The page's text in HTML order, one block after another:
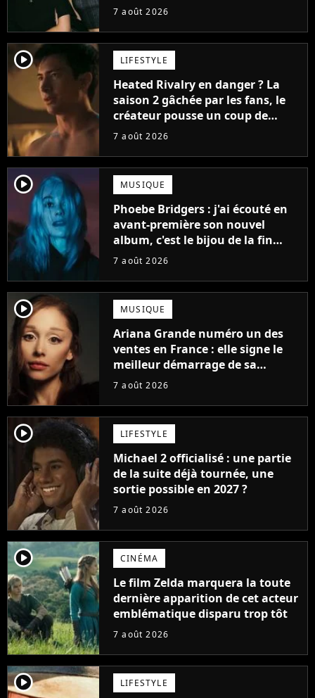
7 août 2026
player2 LIFESTYLE
Heated Rivalry en danger ? La
saison 2 gâchée par les fans, le
créateur pousse un coup de
gueule
7 août 2026
player2 MUSIQUE
Phoebe Bridgers : j'ai écouté en
avant-première son nouvel
album, c'est le bijou de la fin
d'été
7 août 2026
player2 MUSIQUE
Ariana Grande numéro un des
ventes en France : elle signe le
meilleur démarrage de sa
carrière avec son album Petal
7 août 2026
player2 LIFESTYLE
Michael 2 officialisé : une partie
de la suite déjà tournée, une
sortie possible en 2027 ?
7 août 2026
player2 CINÉMA
Le film Zelda marquera la toute
dernière apparition de cet acteur
emblématique disparu trop tôt
7 août 2026
player2 LIFESTYLE